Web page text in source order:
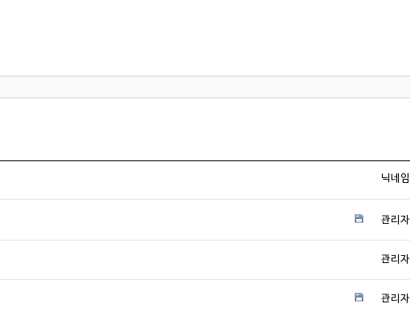
닉네임
관리자
관리자
관리자